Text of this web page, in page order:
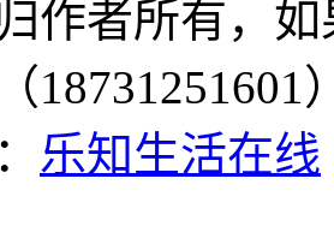
作者所有，
乐知生活在线